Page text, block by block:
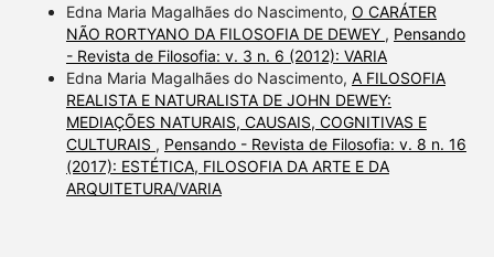
Edna Maria Magalhães do Nascimento, O CARÁTER
NÃO RORTYANO DA FILOSOFIA DE DEWEY , Pensando
- Revista de Filosofia: v. 3 n. 6 (2012): VARIA
Edna Maria Magalhães do Nascimento, A FILOSOFIA
REALISTA E NATURALISTA DE JOHN DEWEY:
MEDIAÇÕES NATURAIS, CAUSAIS, COGNITIVAS E
CULTURAIS , Pensando - Revista de Filosofia: v. 8 n. 16
(2017): ESTÉTICA, FILOSOFIA DA ARTE E DA
ARQUITETURA/VARIA